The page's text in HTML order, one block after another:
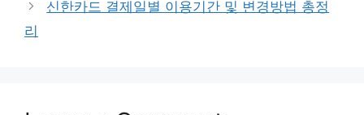
신한카드 결제일별 이용기간 및 변경방법 총정
리